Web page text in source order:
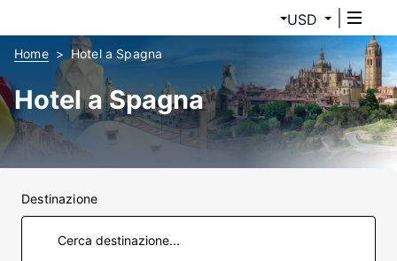
USD
Home Hotel a Spagna
Hotel a Spagna
Destinazione